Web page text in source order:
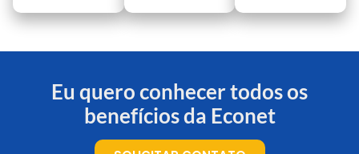
Eu quero conhecer todos os
benefícios da Econet